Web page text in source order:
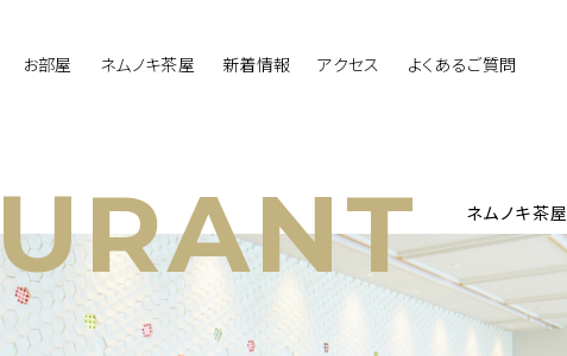
お部屋 ネムノキ茶屋 新着情報 アクセス よくあるご質問
ネムノキ茶屋